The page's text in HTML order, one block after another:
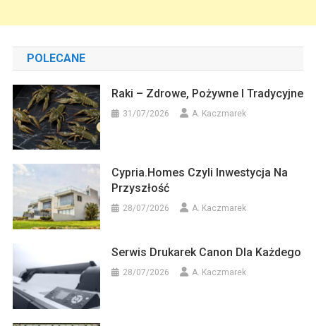
POLECANE
Raki – Zdrowe, Pożywne I Tradycyjne
31/07/2026 A. Kaczmarek
Cypria.homes Czyli Inwestycja Na
Przyszłość
28/07/2026 A. Kaczmarek
Serwis Drukarek Canon Dla Każdego
28/07/2026 A. Kaczmarek